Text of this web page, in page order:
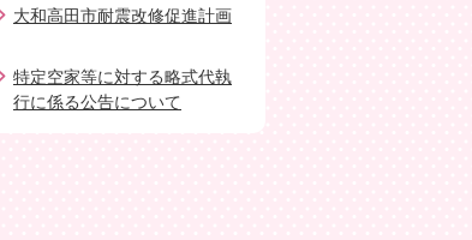
大和高田市耐震改修促進計画
特定空家等に対する略式代執
行に係る公告について